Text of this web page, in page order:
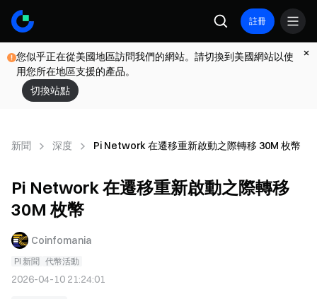
註冊
您似乎正在從美國地區訪問我們的網站。請切換到美國網站以使
用您所在地區支援的產品。
切換站點
新聞 深度 Pi Network 在遷移重新啟動之際轉移 30M 枚幣
Pi Network 在遷移重新啟動之際轉移
30M 枚幣
Coinfomania
PI 新聞 代幣活動
2026-04-10 21:24:01